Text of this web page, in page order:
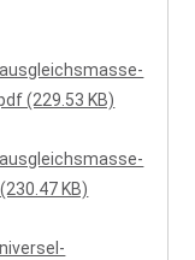
(229.53 KB)
KB)